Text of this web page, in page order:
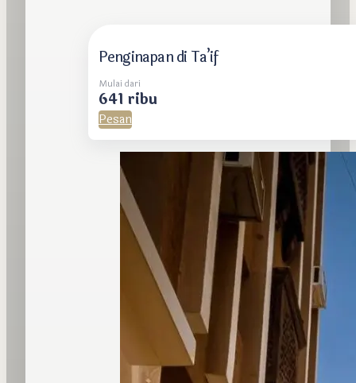
Penginapan di Ta’if
Mulai dari
641 ribu
Pesan